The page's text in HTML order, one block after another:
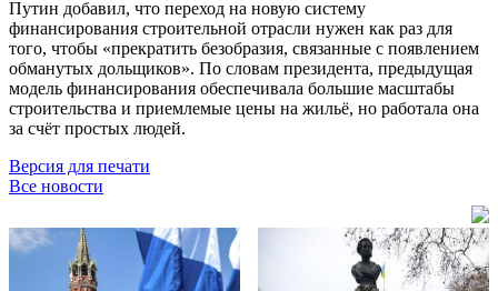
Путин добавил, что переход на новую систему
финансирования строительной отрасли нужен как раз для
того, чтобы «прекратить безобразия, связанные с появлением
обманутых дольщиков». По словам президента, предыдущая
модель финансирования обеспечивала большие масштабы
строительства и приемлемые цены на жильё, но работала она
за счёт простых людей.
Версия для печати
Все новости